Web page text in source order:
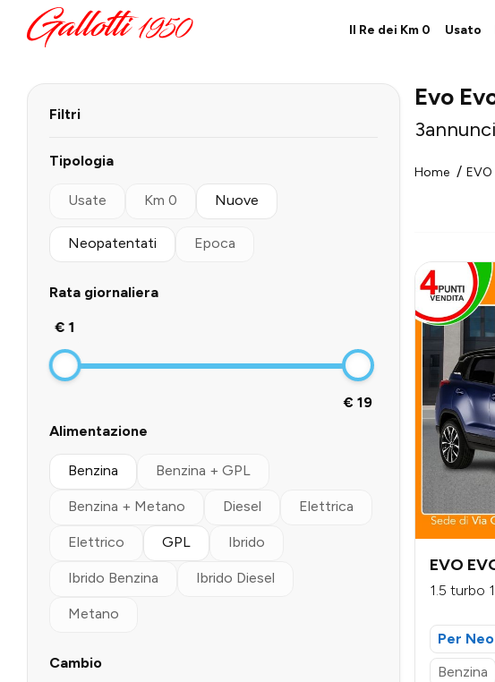
Il Re dei Km 0 Usato
Filtri
Tipologia
Usate Km 0 Nuove
Neopatentati Epoca
Rata giornaliera
€ 1
€ 19
Alimentazione
Benzina Benzina + GPL
Benzina + Metano Diesel Elettrica
Elettrico GPL Ibrido
Ibrido Benzina Ibrido Diesel
Metano
Cambio
Evo
3
Home EVO
EVO
1.5 turbo
Per
Benzina